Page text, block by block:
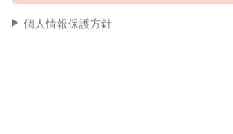
個人情報保護方針